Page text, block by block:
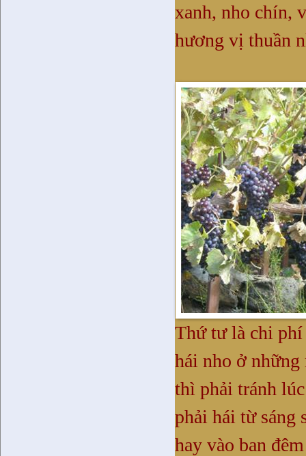
xanh, nho chín,
hương vị thuần
Thứ tư là chi
hái nho ở những
thì phải tránh
phải hái từ sáng
hay vào ban